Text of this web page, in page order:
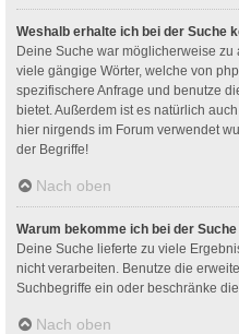
Weshalb erhalte ich bei der Suche
Deine Suche war möglicherweise
viele gängige Wörter, welche von
spezifischere Anfrage und benutze
bietet. Außerdem ist es natürlich
hier nirgends im Forum verwendet
der Begriffe!
Nach oben
Warum bekomme ich bei der
Deine Suche lieferte zu viele
nicht verarbeiten. Benutze die
Suchbegriffe ein oder beschränke
Nach oben